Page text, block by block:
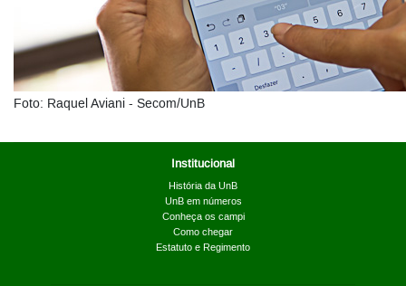
Foto: Raquel Aviani - Secom/UnB
Institucional
História da UnB
UnB em números
Conheça os campi
Como chegar
Estatuto e Regimento